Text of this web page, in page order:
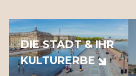
DIE STADT & IHR
KULTURERBE